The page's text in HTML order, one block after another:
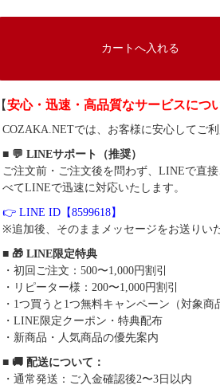
カートへ入れる
【安心・迅速・高品質なサービスにつ
COZAKA.NETでは、お客様に安心してご
■ 💬 LINEサポート（推奨）
ご注文前・ご注文後を問わず、LINEで直
べてLINEで迅速に対応いたします。
👉 LINE ID【8599618】
※追加後、そのままメッセージをお送りい
■ 🎁 LINE限定特典
・初回ご注文：500〜1,000円割引
・リピーター様：200〜1,000円割引
・1つ買うと1つ無料キャンペーン（対象商
・LINE限定クーポン・特典配布
・新商品・人気商品の優先案内
■ 🚚 配送について：
・通常発送：ご入金確認後2〜3日以内